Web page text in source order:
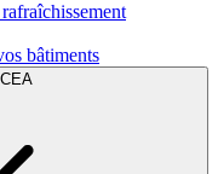
bâtiments